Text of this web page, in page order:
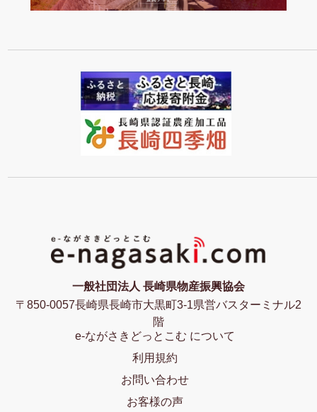
一般社団法人 長崎県物産振興協会
〒850-0057長崎県長崎市大黒町3-1県営バスターミナル2
階
e-ながさきどっとこむ について
利用規約
お問い合わせ
お客様の声